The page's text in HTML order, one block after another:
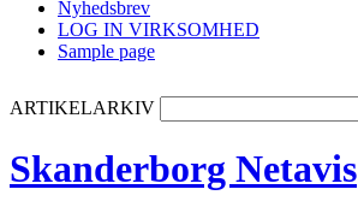
Nyhedsbrev
LOG IN VIRKSOMHED
Sample page
ARTIKELARKIV
Skanderborg Netavis